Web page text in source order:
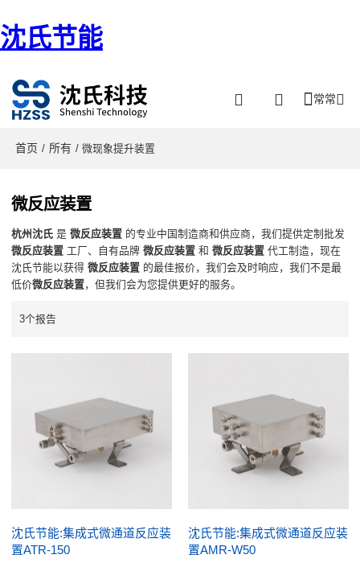
沈氏节能
常常
首页 / 所有 / 微现象提升装置
微反应装置
杭州沈氏 是微反应装置 的专业中国制造商和供应商，我们提供定制批发
微反应装置 工厂、自有品牌微反应装置 和微反应装置 代工制造，现在
沈氏节能以获得微反应装置 的最佳报价，我们会及时响应，我们不是最
低价微反应装置，但我们会为您提供更好的服务。
3个报告
沈氏节能:集成式微通道反应装
置ATR-150
沈氏节能:集成式微通道反应装
置AMR-W50